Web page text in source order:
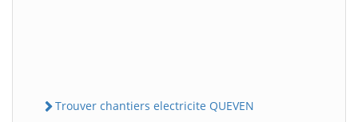
Trouver chantiers electricite QUEVEN